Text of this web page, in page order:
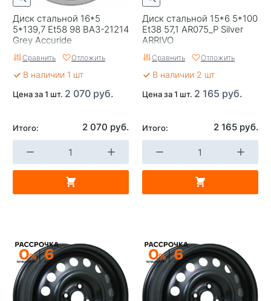
Диск стальной 16*5
5*139,7 Et58 98 ВАЗ-21214
Grey Accuride
Сравнить Отложить
В наличии 1 шт
Цена за 1 шт. 2 070 руб.
Итого: 2 070 руб.
Диск стальной 15*6 5*100
Et38 57,1 AR075_P Silver
ARRIVO
Сравнить Отложить
В наличии 2 шт
Цена за 1 шт. 2 165 руб.
Итого: 2 165 руб.